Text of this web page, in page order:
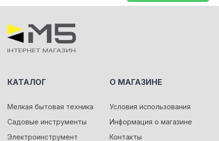
КАТАЛОГ
Мелкая бытовая техника
Садовые инструменты
Электроинструмент
О МАГАЗИНЕ
Условия использования
Информация о магазине
Контакты